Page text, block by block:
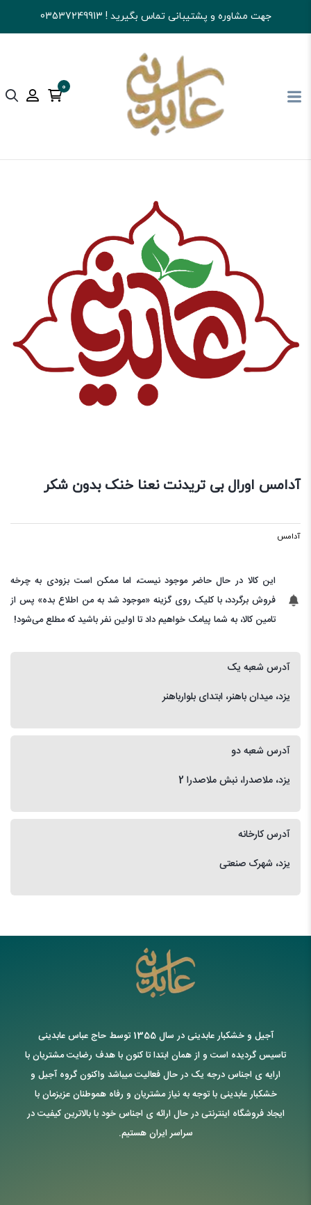
جهت مشاوره و پشتیبانی تماس بگیرید ! 03537249913
0
آجیل و خشکبار عابدینی تنقلات آدامس
آدامس اورال بی تریدنت نعنا خنک بدون شکر
آدامس
این کالا در حال حاضر موجود نیست، اما ممکن است بزودی به چرخه
فروش برگردد، با کلیک روی گزینه «موجود شد به من اطلاع بده» پس از
تامین کالا، به شما پیامک خواهیم داد تا اولین نفر باشید که مطلع می‌شود!
آدرس شعبه یک
یزد، میدان باهنر، ابتدای بلوارباهنر
آدرس شعبه دو
یزد، ملاصدرا، نبش ملاصدرا 2
آدرس کارخانه
یزد، شهرک صنعتی
آجیل و خشکبار عابدینی در سال 1355 توسط حاج عباس عابدینی
تاسیس گردیده است و از همان ابتدا تا کنون با هدف رضایت مشتریان با
ارایه ی اجناس درجه یک در حال فعالیت میباشد واکنون گروه آجیل و
خشکبار عابدینی با توجه به نیاز مشتریان و رفاه هموطنان عزیزمان با
ایجاد فروشگاه اینترنتی در حال ارائه ی اجناس خود با بالاترین کیفیت در
سراسر ایران هستیم.